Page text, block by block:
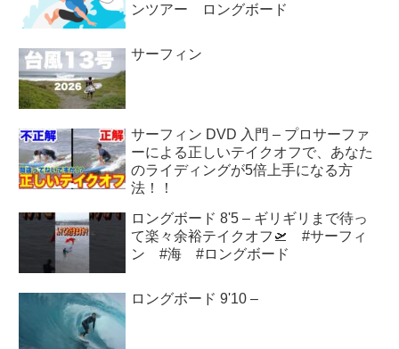
ンツアー ロングボード
サーフィン
サーフィン DVD 入門 – プロサーファ
ーによる正しいテイクオフで、あなた
のライディングが5倍上手になる方
法！！
ロングボード 8'5 – ギリギリまで待っ
て楽々余裕テイクオフ🛫 #サーフィ
ン #海 #ロングボード
ロングボード 9'10 –